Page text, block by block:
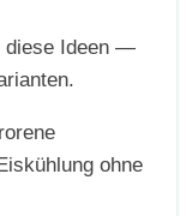
diese Ideen —
ohne